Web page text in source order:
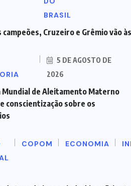
BRASIL
campeões, Cruzeiro e Grêmio vão
5 DE AGOSTO DE
2026
Mundial de Aleitamento Materno
conscientização sobre os
COPOM ECONOMIA